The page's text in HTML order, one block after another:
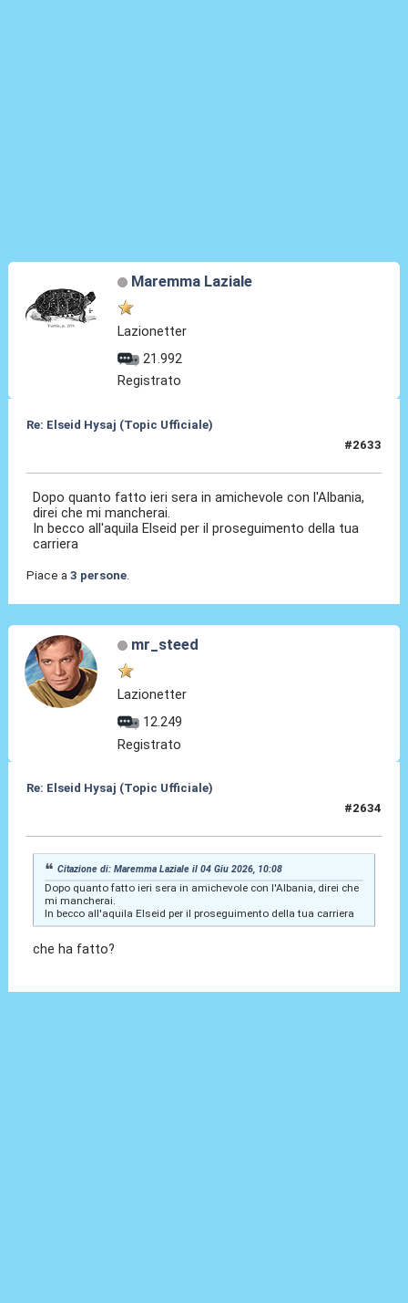
Maremma Laziale
Lazionetter
21.992
Registrato
Re: Elseid Hysaj (Topic Ufficiale)
#2633
Dopo quanto fatto ieri sera in amichevole con l'Albania,
direi che mi mancherai.
In becco all'aquila Elseid per il proseguimento della tua
carriera
Piace a 3 persone.
mr_steed
Lazionetter
12.249
Registrato
Re: Elseid Hysaj (Topic Ufficiale)
#2634
Citazione di: Maremma Laziale il 04 Giu 2026, 10:08
Dopo quanto fatto ieri sera in amichevole con l'Albania, direi che
mi mancherai.
In becco all'aquila Elseid per il proseguimento della tua carriera
che ha fatto?